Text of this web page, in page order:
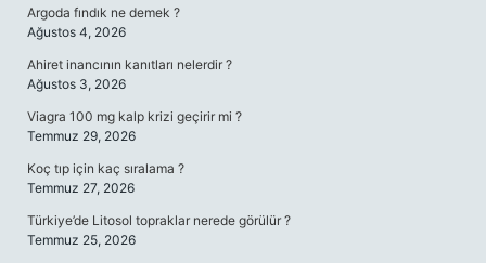
Argoda fındık ne demek ?
Ağustos 4, 2026
Ahiret inancının kanıtları nelerdir ?
Ağustos 3, 2026
Viagra 100 mg kalp krizi geçirir mi ?
Temmuz 29, 2026
Koç tıp için kaç sıralama ?
Temmuz 27, 2026
Türkiye’de Litosol topraklar nerede görülür ?
Temmuz 25, 2026